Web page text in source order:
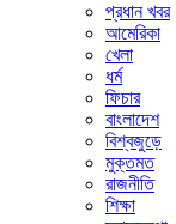
প্রধান খবর
আমেরিকা
খেলা
ধর্ম
ফিচার
বাংলাদেশ
বিশ্বজুড়ে
মুক্তমত
রাজনীতি
শিক্ষা